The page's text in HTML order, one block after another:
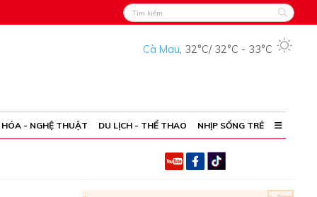
Cà Mau, 32°C/ 32°C - 33°C
- NGHỆ THUẬT DU LỊCH - THỂ THAO NHỊP SỐNG TRẺ